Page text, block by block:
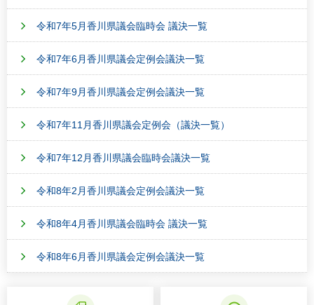
令和7年5月香川県議会臨時会 議決一覧
令和7年6月香川県議会定例会議決一覧
令和7年9月香川県議会定例会議決一覧
令和7年11月香川県議会定例会（議決一覧）
令和7年12月香川県議会臨時会議決一覧
令和8年2月香川県議会定例会議決一覧
令和8年4月香川県議会臨時会 議決一覧
令和8年6月香川県議会定例会議決一覧